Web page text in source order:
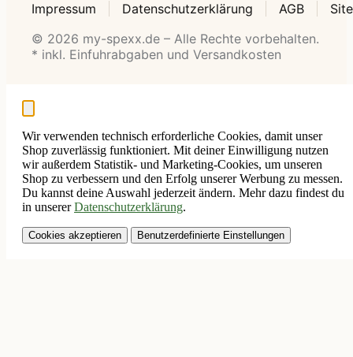
Impressum Datenschutzerklärung AGB
© 2026 my-spexx.de – Alle Rechte vorbehalten.
* inkl. Einfuhrabgaben und Versandkosten
Wir verwenden technisch erforderliche Cookies, damit unser
Shop zuverlässig funktioniert. Mit deiner Einwilligung nutzen
wir außerdem Statistik- und Marketing-Cookies, um unseren
Shop zu verbessern und den Erfolg unserer Werbung zu messen.
Du kannst deine Auswahl jederzeit ändern. Mehr dazu findest du
in unsererDatenschutzerklärung.
Cookies akzeptieren Benutzerdefinierte Einstellungen